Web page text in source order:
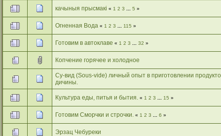
качыныя прысмакі « 1 2 3 5 »
Огненная Вода « 1 2 3 115 »
Готовим в автоклаве « 1 2 3 32 »
Копчение горячее и холодное
Су-вид (Sous-vide) личный опыт в приготовлении
дичины.
Культура еды, питья и бытия. « 1 2 3 15 »
Готовим Сморчки и строчки. « 1 2 3 6 »
Эрзац Чебуреки